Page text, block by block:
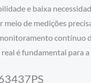
e baixa
de medições
contínuo
é fundamental